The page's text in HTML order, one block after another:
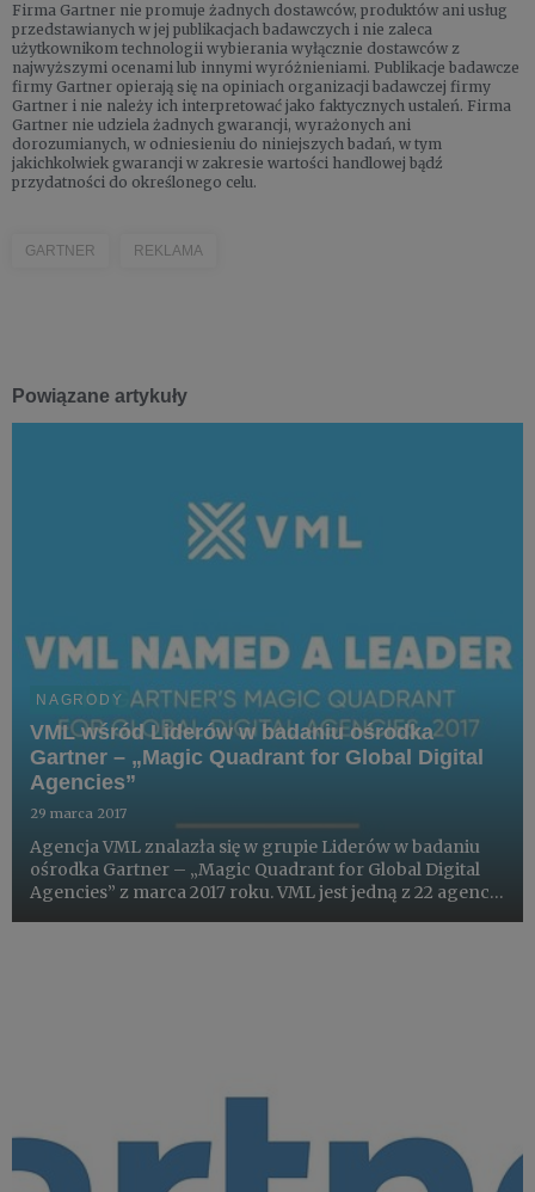
Firma Gartner nie promuje żadnych dostawców, produktów ani usług
przedstawianych w jej publikacjach badawczych i nie zaleca
użytkownikom technologii wybierania wyłącznie dostawców z
najwyższymi ocenami lub innymi wyróżnieniami. Publikacje badawcze
firmy Gartner opierają się na opiniach organizacji badawczej firmy
Gartner i nie należy ich interpretować jako faktycznych ustaleń. Firma
Gartner nie udziela żadnych gwarancji, wyrażonych ani
dorozumianych, w odniesieniu do niniejszych badań, w tym
jakichkolwiek gwarancji w zakresie wartości handlowej bądź
przydatności do określonego celu.
GARTNER REKLAMA
Powiązane artykuły
NAGRODY
VML wśród Liderów w badaniu ośrodka
Gartner – „Magic Quadrant for Global Digital
Agencies”
29 marca 2017
Agencja VML znalazła się w grupie Liderów w badaniu
ośrodka Gartner – „Magic Quadrant for Global Digital
Agencies” z marca 2017 roku. VML jest jedną z 22 agencji